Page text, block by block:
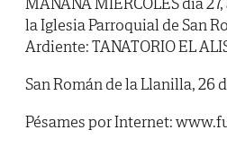
la Iglesia Parroquial de San
Ardiente: TANATORIO EL
San Román de la Llanilla, 26
Pésames por Internet: